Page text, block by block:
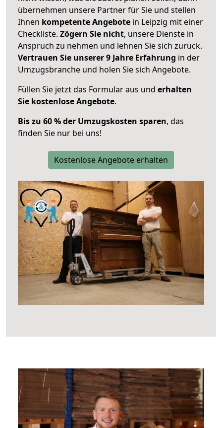
übernehmen unsere Partner für Sie und stellen
Ihnen kompetente Angebote in Leipzig mit einer
Checkliste. Zögern Sie nicht, unsere Dienste in
Anspruch zu nehmen und lehnen Sie sich zurück.
Vertrauen Sie unserer 9 Jahre Erfahrung in der
Umzugsbranche und holen Sie sich Angebote.
Füllen Sie jetzt das Formular aus und erhalten
Sie kostenlose Angebote.
Bis zu 60 % der Umzugskosten sparen, das
finden Sie nur bei uns!
Kostenlose Angebote erhalten